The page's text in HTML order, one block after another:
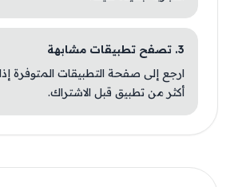
3. تصفح تطبيقات مشابهة
ارجع إلى صفحة التطبيقات المتوفرة
أكثر من تطبيق قبل الاشتراك.